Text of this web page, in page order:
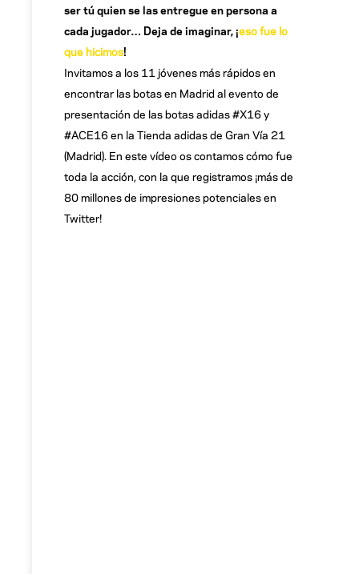
ser tú quien se las entregue en persona a
cada jugador… Deja de imaginar, ¡eso fue lo
que hicimos!
Invitamos a los 11 jóvenes más rápidos en
encontrar las botas en Madrid al evento de
presentación de las botas adidas #X16 y
#ACE16 en la Tienda adidas de Gran Vía 21
(Madrid). En este vídeo os contamos cómo fue
toda la acción, con la que registramos ¡más de
80 millones de impresiones potenciales en
Twitter!